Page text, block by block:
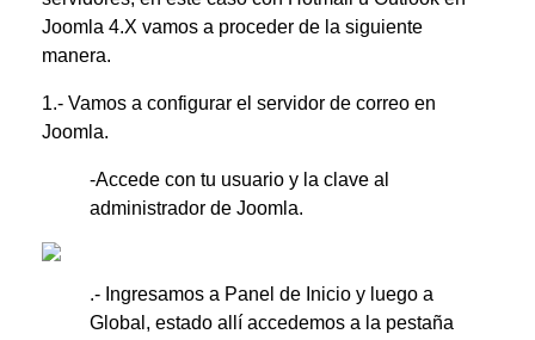
Joomla 4.X vamos a proceder de la siguiente
manera.
1.- Vamos a configurar el servidor de correo en
Joomla.
-Accede con tu usuario y la clave al
administrador de Joomla.
.- Ingresamos a Panel de Inicio y luego a
Global, estado allí accedemos a la pestaña